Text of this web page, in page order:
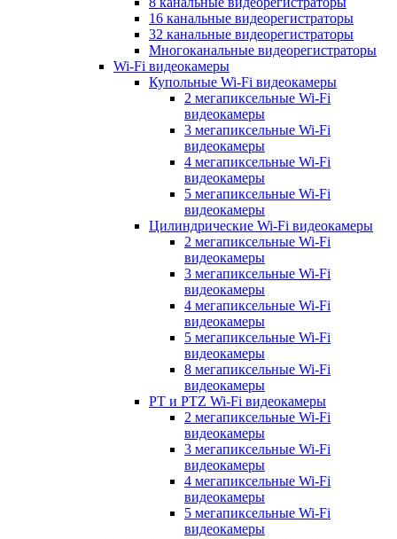
16 канальные видеорегистраторы
32 канальные видеорегистраторы
Многоканальные видеорегистраторы
Wi-Fi видеокамеры
Купольные Wi-Fi видеокамеры
2 мегапиксельные Wi-Fi
видеокамеры
3 мегапиксельные Wi-Fi
видеокамеры
4 мегапиксельные Wi-Fi
видеокамеры
5 мегапиксельные Wi-Fi
видеокамеры
Цилиндрические Wi-Fi видеокамеры
2 мегапиксельные Wi-Fi
видеокамеры
3 мегапиксельные Wi-Fi
видеокамеры
4 мегапиксельные Wi-Fi
видеокамеры
5 мегапиксельные Wi-Fi
видеокамеры
8 мегапиксельные Wi-Fi
видеокамеры
PT и PTZ Wi-Fi видеокамеры
2 мегапиксельные Wi-Fi
видеокамеры
3 мегапиксельные Wi-Fi
видеокамеры
4 мегапиксельные Wi-Fi
видеокамеры
5 мегапиксельные Wi-Fi
видеокамеры